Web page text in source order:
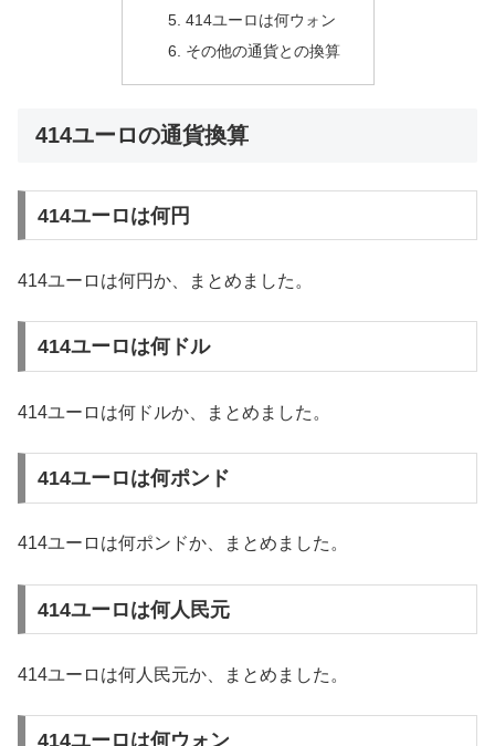
414ユーロは何ウォン
その他の通貨との換算
414ユーロの通貨換算
414ユーロは何円
414ユーロは何円か、まとめました。
414ユーロは何ドル
414ユーロは何ドルか、まとめました。
414ユーロは何ポンド
414ユーロは何ポンドか、まとめました。
414ユーロは何人民元
414ユーロは何人民元か、まとめました。
414ユーロは何ウォン